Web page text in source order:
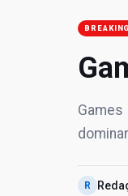
BREAKING
R